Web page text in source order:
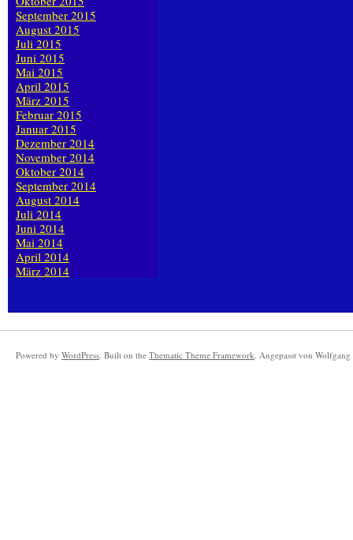
September 2015
August 2015
Juli 2015
Juni 2015
Mai 2015
April 2015
März 2015
Februar 2015
Januar 2015
Dezember 2014
November 2014
Oktober 2014
September 2014
August 2014
Juli 2014
Juni 2014
Mai 2014
April 2014
März 2014
Powered by WordPress. Built on the Thematic Theme Framework. Angepasst von